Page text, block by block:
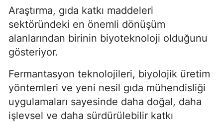
Araştırma, gıda katkı maddeleri
sektöründeki en önemli dönüşüm
alanlarından birinin biyoteknoloji olduğunu
gösteriyor.
Fermantasyon teknolojileri, biyolojik üretim
yöntemleri ve yeni nesil gıda mühendisliği
uygulamaları sayesinde daha doğal, daha
işlevsel ve daha sürdürülebilir katkı